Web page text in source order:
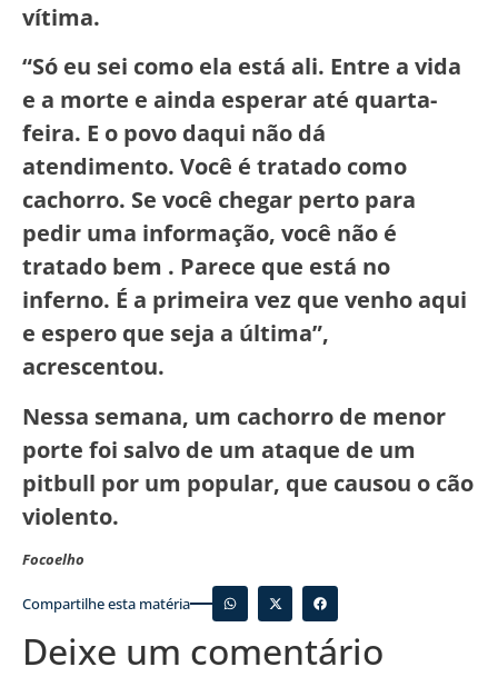
vítima.
“Só eu sei como ela está ali. Entre a vida
e a morte e ainda esperar até quarta-
feira. E o povo daqui não dá
atendimento. Você é tratado como
cachorro. Se você chegar perto para
pedir uma informação, você não é
tratado bem . Parece que está no
inferno. É a primeira vez que venho aqui
e espero que seja a última”,
acrescentou.
Nessa semana, um cachorro de menor
porte foi salvo de um ataque de um
pitbull por um popular, que causou o cão
violento.
Focoelho
Compartilhe esta matéria
Deixe um comentário